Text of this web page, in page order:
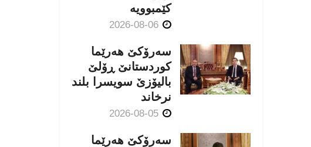
كێمبوویە
سەرۆکێ هەرێما
کوردستانێ ڕۆلێ
بالیۆزێ سویسرا بلند
نرخاند
سەرۆکێ هەرێما